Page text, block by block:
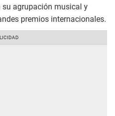
agrupación musical y
premios internacionales.